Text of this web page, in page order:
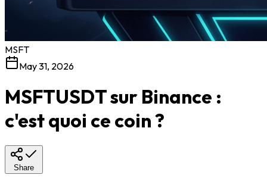
MSFT
May 31, 2026
MSFTUSDT sur Binance :
c'est quoi ce coin ?
Share